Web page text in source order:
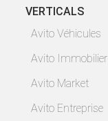
VERTICALS
Avito Véhicules
Avito Immobilier
Avito Market
Avito Entreprise